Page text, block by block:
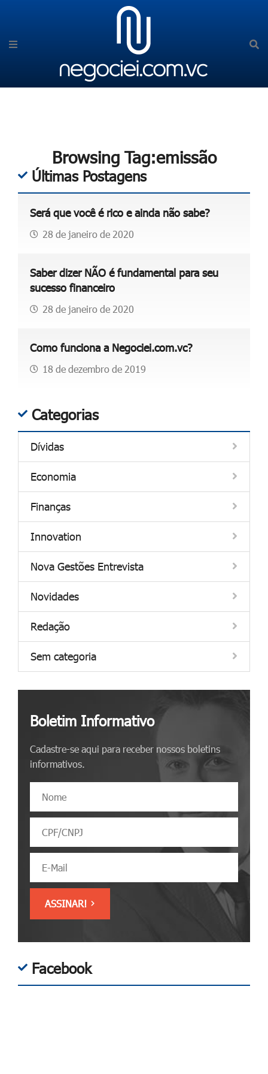
Browsing Tag:emissão
Últimas Postagens
Será que você é rico e ainda não sabe?
28 de janeiro de 2020
Saber dizer NÃO é fundamental para seu
sucesso financeiro
28 de janeiro de 2020
Como funciona a Negociei.com.vc?
18 de dezembro de 2019
Categorias
Dívidas
Economia
Finanças
Innovation
Nova Gestões Entrevista
Novidades
Redação
Sem categoria
Boletim Informativo
Cadastre-se aqui para receber nossos boletins
informativos.
Facebook